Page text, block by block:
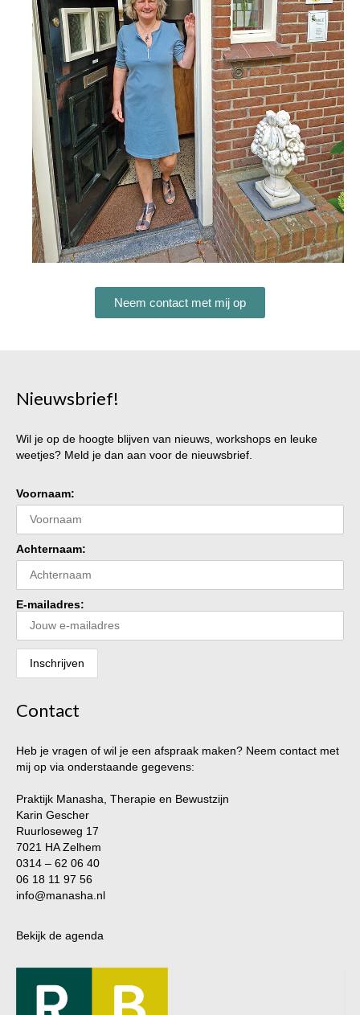
Verhuur
Verhuur Zolder
Verhuur Therapieruimte met wachtruimte
Neem contact met mij op
Nieuwsbrief!
Wil je op de hoogte blijven van nieuws, workshops en leuke
weetjes? Meld je dan aan voor de nieuwsbrief.
Voornaam:
Achternaam:
E-mailadres:
Contact
Heb je vragen of wil je een afspraak maken? Neem contact met
mij op via onderstaande gegevens:
Praktijk Manasha, Therapie en Bewustzijn
Karin Gescher
Ruurloseweg 17
7021 HA Zelhem
0314 – 62 06 40
06 18 11 97 56
info@manasha.nl
Bekijk de agenda